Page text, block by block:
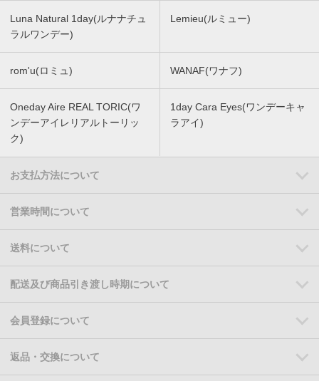
Luna Natural 1day(ルナナチュ
ラルワンデー)
Lemieu(ルミュー)
rom'u(ロミュ) WANAF(ワナフ)
Oneday Aire REAL TORIC(ワ
ンデーアイレリアルトーリッ
ク)
1day Cara Eyes(ワンデーキャ
ラアイ)
お支払方法について
営業時間について
送料について
配送及び商品引き渡し時期について
会員登録について
返品・交換について